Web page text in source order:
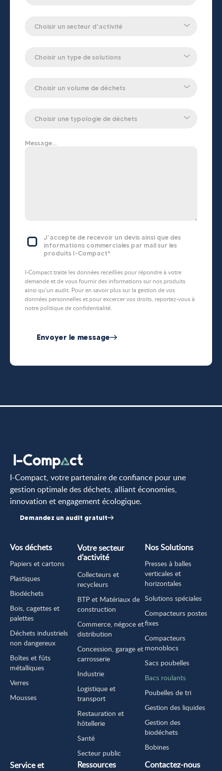
Message...
J’accepte de recevoir un devis ainsi que des
informations commerciales par mail sur les
produits I-Compact*
I-Compact traite les données receillies pour répondre à votre
demande et de vous fournir des informations sur nos produits
ainsi qu’un audit. Pour en savoir plus sur la gestion de vos
données personnelles et pour excercer vos droits, reportez-vous à
notre politique de confidentialité.
Envoyer le message
I-Compact, votre partenaire de confiance pour une
gestion optimale des déchets, alliant économies,
innovation et engagement écologique.
Demandez un audit gratuit
Vos déchets
Papiers et cartons
Plastiques
Biodéchets
Bois, cagettes et
palettes
Déchets industriels
non dangereux
Boîtes et fûts
métalliques
Verres
Mousses
Votre secteur
d’activité
Collecteurs et
recycleurs
BTP et Matériaux de
construction
Commerce, négoce et
distribution
Concession, garage et
carrosserie
Industrie
Logistique et
transport
Restauration et
hôtellerie
Santé
Secteur public
Nos Solutions
Presses à balles
verticales et
horizontales
Solutions spéciales
Compacteurs postes
fixes
Compacteurs
monoblocs
Sacs poubelles
Bacs roulants
Poubelles de tri
Gestion des liquides
Gestion des
biodéchets
Bobines
Service et
Ressources Contactez-nous